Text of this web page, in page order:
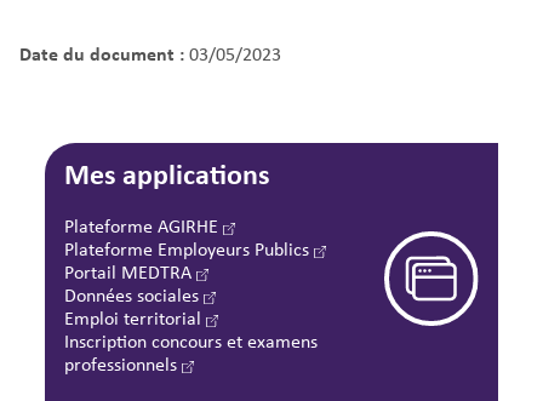
Date du document :03/05/2023
Mes applications
Plateforme AGIRHE
Plateforme Employeurs Publics
Portail MEDTRA
Données sociales
Emploi territorial
Inscription concours et examens
professionnels